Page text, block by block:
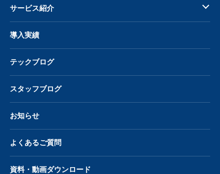
サービス紹介
導入実績
テックブログ
スタッフブログ
お知らせ
よくあるご質問
資料・動画ダウンロード